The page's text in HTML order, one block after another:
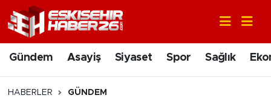
Gündem Asayiş Siyaset Spor Sağlık
HABERLER GÜNDEM
Gündem
Asayiş
Nöbetçi Eczaneler
Hava Durumu